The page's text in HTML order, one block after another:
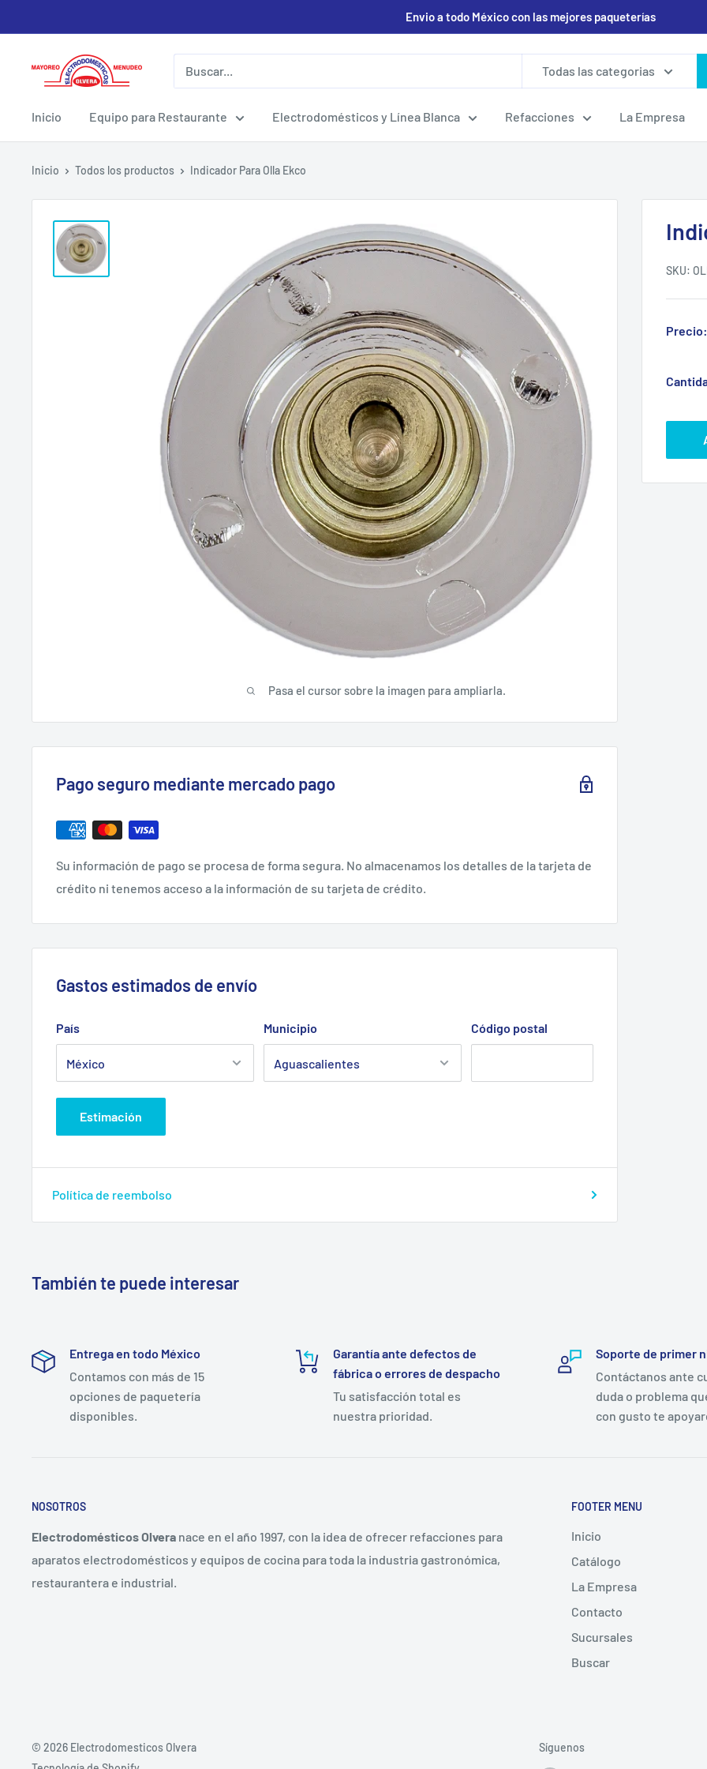
directamente
contenido
Envio a todo México con las mejores paqueterías
Electrodomesticos
Olvera
Todas las categorias
Inicio Equipo para Restaurante Electrodomésticos y Línea Blanca Refacciones La Empresa
Inicio Todos los productos Indicador Para Olla Ekco
Pasa el cursor sobre la imagen para ampliarla.
SKU:
Precio:
Pago seguro mediante mercado pago
Su información de pago se procesa de forma segura. No almacenamos los detalles de la tarjeta de
crédito ni tenemos acceso a la información de su tarjeta de crédito.
Gastos estimados de envío
País Municipio Código postal
Estimación
Política de reembolso
También te puede interesar
Entrega en todo México
Contamos con más de 15
opciones de paquetería
disponibles.
Garantía ante defectos de
fábrica o errores de despacho
Tu satisfacción total es
nuestra prioridad.
Soporte de primer
Contáctanos ante
duda o problema
con gusto te
NOSOTROS
Electrodomésticos Olvera nace en el año 1997, con la idea de ofrecer refacciones para
aparatos electrodomésticos y equipos de cocina para toda la industria gastronómica,
restaurantera e industrial.
FOOTER MENU
Inicio
Catálogo
La Empresa
Contacto
Sucursales
Buscar
© 2026 Electrodomesticos Olvera
Síguenos